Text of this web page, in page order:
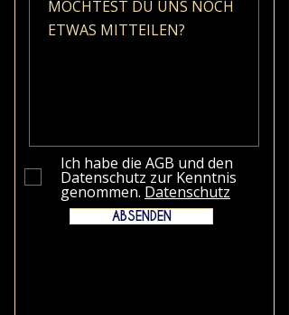
Ich habe die AGB und den
Datenschutz zur Kenntnis
genommen. Datenschutz
ABSENDEN